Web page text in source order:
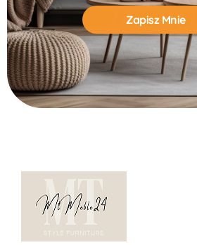
Alternative: